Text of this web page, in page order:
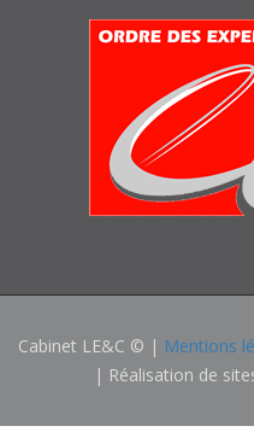
Cabinet LE&C © | Mentions
| Réalisation de